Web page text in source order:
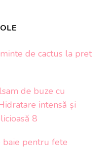
de cactus la pret
de buze cu
intensă și
8
baie pentru fete